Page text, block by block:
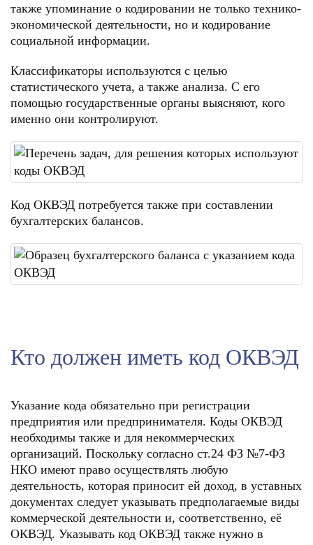
также упоминание о кодировании не только технико-
экономической деятельности, но и кодирование
социальной информации.
Классификаторы используются c целью
статистического учета, a также анализа. C его
помощью государственные органы выясняют, кого
именно они контролируют.
Код ОКВЭД потребуется также при составлении
бухгалтерских балансов.
Кто должен иметь код ОКВЭД
Указание кода обязательно при регистрации
предприятия или предпринимателя. Коды ОКВЭД
необходимы также и для некоммерческих
организаций. Поскольку согласно ст.24 ФЗ №7-ФЗ
НКО имеют право осуществлять любую
деятельность, которая приносит ей доход, в уставных
документах следует указывать предполагаемые виды
коммерческой деятельности и, соответственно, её
ОКВЭД. Указывать код ОКВЭД также нужно в